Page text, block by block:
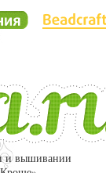
и вышивании